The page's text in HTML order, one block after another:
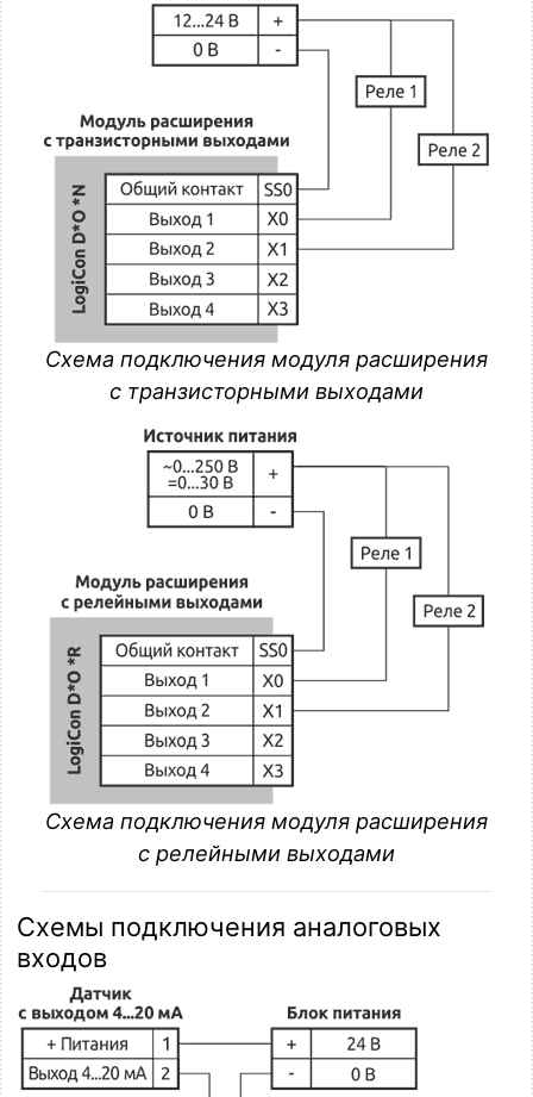
Схема подключения модуля расширения
с транзисторными выходами
Схема подключения модуля расширения
с релейными выходами
Схемы подключения аналоговых
входов